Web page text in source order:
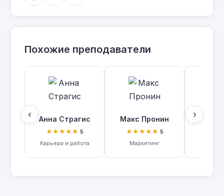
Похожие преподаватели
‹ Анна Страгис
★★★★★ 5
Карьера и работа
Макс Пронин
★★★★★ 5
Маркетинг
Оксана
›